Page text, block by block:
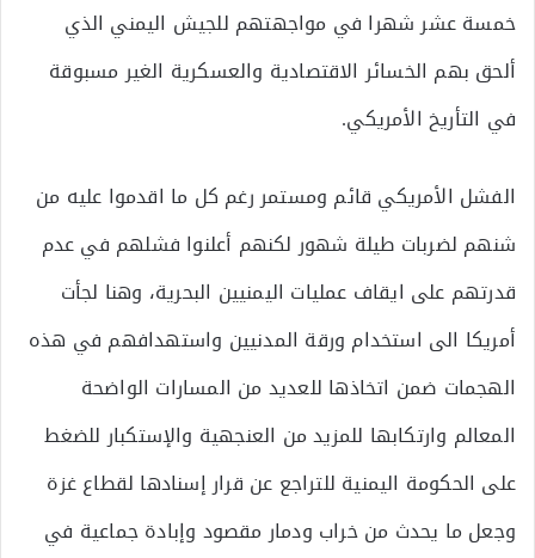
خمسة عشر شهرا في مواجهتهم للجيش اليمني الذي
ألحق بهم الخسائر الاقتصادية والعسكرية الغير مسبوقة
في التأريخ الأمريكي.
الفشل الأمريكي قائم ومستمر رغم كل ما اقدموا عليه من
شنهم لضربات طيلة شهور لكنهم أعلنوا فشلهم في عدم
قدرتهم على ايقاف عمليات اليمنيين البحرية، وهنا لجأت
أمريكا الى استخدام ورقة المدنيين واستهدافهم في هذه
الهجمات ضمن اتخاذها للعديد من المسارات الواضحة
المعالم وارتكابها للمزيد من العنجهية والإستكبار للضغط
على الحكومة اليمنية للتراجع عن قرار إسنادها لقطاع غزة
وجعل ما يحدث من خراب ودمار مقصود وإبادة جماعية في